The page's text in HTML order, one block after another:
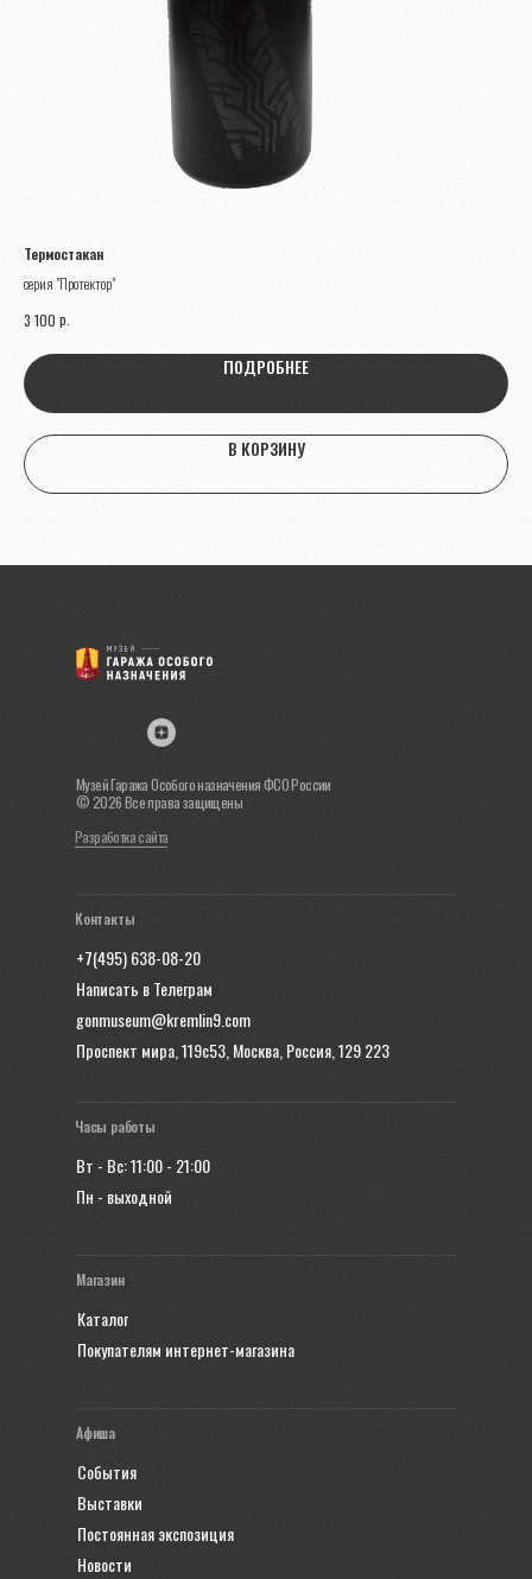
Термостакан
серия "Протектор"
3 100 р.
ПОДРОБНЕЕ
В КОРЗИНУ
Разработка сайта
Музей Гаража Особого назначения ФСО России
© 2026 Все права защищены
Магазин
Покупателям интернет-магазина
Каталог
Часы работы
Пн - выходной
Вт - Вс: 11:00 - 21:00
Афиша
Новости
Постоянная экспозиция
Выставки
События
Контакты
Проспект мира, 119с53, Москва, Россия, 129 223
gonmuseum@kremlin9.com
Написать в Телеграм
+7(495) 638-08-20